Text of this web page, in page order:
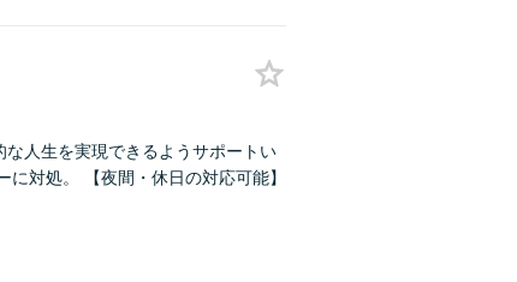
な人生を実現できるようサポートい
対処。 【夜間・休日の対応可能】